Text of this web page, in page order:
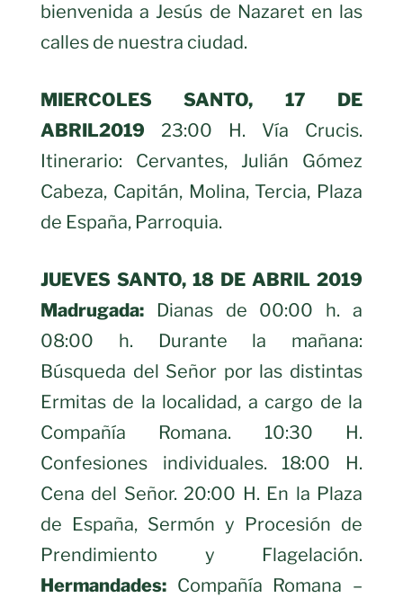
bienvenida a Jesús de Nazaret en las
calles de nuestra ciudad.
MIERCOLES SANTO, 17 DE
ABRIL2019 23:00 H. Vía Crucis.
Itinerario: Cervantes, Julián Gómez
Cabeza, Capitán, Molina, Tercia, Plaza
de España, Parroquia.
JUEVES SANTO, 18 DE ABRIL 2019
Madrugada: Dianas de 00:00 h. a
08:00 h. Durante la mañana:
Búsqueda del Señor por las distintas
Ermitas de la localidad, a cargo de la
Compañía Romana. 10:30 H.
Confesiones individuales. 18:00 H.
Cena del Señor. 20:00 H. En la Plaza
de España, Sermón y Procesión de
Prendimiento y Flagelación.
Hermandades: Compañía Romana –